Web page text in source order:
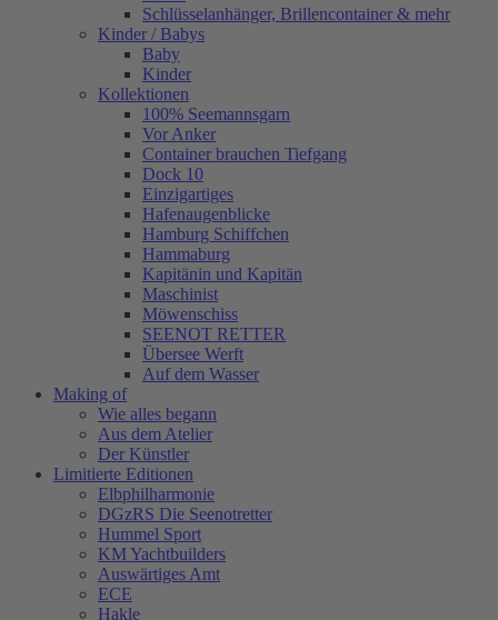
Schlüsselanhänger, Brillencontainer & mehr
Kinder / Babys
Baby
Kinder
Kollektionen
100% Seemannsgarn
Vor Anker
Container brauchen Tiefgang
Dock 10
Einzigartiges
Hafenaugen­blicke
Hamburg Schiffchen
Hammaburg
Kapitänin und Kapitän
Maschinist
Möwenschiss
SEENOT RETTER
Übersee Werft
Auf dem Wasser
Making of
Wie alles begann
Aus dem Atelier
Der Künstler
Limitierte Editionen
Elbphilharmonie
DGzRS Die Seenotretter
Hummel Sport
KM Yachtbuilders
Auswärtiges Amt
ECE
Hakle